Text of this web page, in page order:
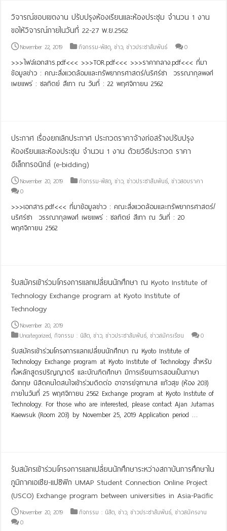
วิจารณ์ขอบเขตงาน ปรับปรุงห้องเรียนและห้องประชุม จำนวน 1 งาน
ขอให้วิจารณ์ภายในวันที่ 22-27 พ.ย.2562
November 22, 2019 กิจกรรม-พัสดุ,ข่าว,ข่าวประชาสัมพันธ์ 0
>>>ไฟล์เอกสาร.pdf<<< >>>TOR.pdf<<< >>>ราคากลาง.pdf<<< ที่มา
ข้อมูลข่าว : คณะสิ่งแวดล้อมและทรัพยากรศาสตร์/นริศร์ชา วรรณากุลพงศ์
เผยแพร่ : ชลทิตย์ สีเทา ณ วันที่ : 22 พฤศจิกายน 2562
ประกาศ เรื่องยกเลิกประกาศ ประกวดราคาจ้างก่อสร้างปรับปรุง
ห้องเรียนและห้องประชุม จำนวน 1 งาน ด้วยวิธีประกวด ราคา
อิเล็กทรอนิกส์ (e-bidding)
November 20, 2019 กิจกรรม-พัสดุ,ข่าว,ข่าวประชาสัมพันธ์,ข่าวสอบราคา
0
>>>เอกสาร.pdf<<< ที่มาข้อมูลข่าว : คณะสิ่งแวดล้อมและทรัพยากรศาสตร์/
นริศร์ชา วรรณากุลพงศ์ เผยแพร่ : ชลทิตย์ สีเทา ณ วันที่ : 20
พฤศจิกายน 2562
รับสมัครเข้าร่วมโครงการแลกเปลี่ยนนักศึกษา ณ Kyoto Institute of
Technology Exchange program at Kyoto Institute of
Technology
November 20, 2019
Uncategorized,กิจกรรม : นิสิต,ข่าว,ข่าวประชาสัมพันธ์,ข่าวสมัครเรียน 0
รับสมัครเข้าร่วมโครงการแลกเปลี่ยนนักศึกษา ณ Kyoto Institute of
Technology Exchange program at Kyoto Institute of Technology สำหรับ
ทั้งหลักสูตรปริญญาตรี และบัณฑิตศึกษา มีการเรียนการสอนเป็นภาษา
อังกฤษ นิสิตคนใดสนใจเข้าร่วมติดต่อ อาจารย์จุฑามาส แก้วสุข (ห้อง 203)
ภายในวันที่ 25 พฤศจิกายน 2562 Exchange program at Kyoto Institute of
Technology. For those who are interested, please contact Ajan Jutamas
Kaewsuk (Room 203) by November 25, 2019 Application period …
รับสมัครเข้าร่วมโครงการแลกเปลี่ยนนักศึกษาระหว่างสถาบันการศึกษาใน
ภูมิภาคเอเชีย-แปซิฟิก UMAP Student Connection Online Project
(USCO) Exchange program between universities in Asia-Pacific
November 20, 2019 กิจกรรม : นิสิต,ข่าว,ข่าวประชาสัมพันธ์,ข่าวสมัครงาน
0